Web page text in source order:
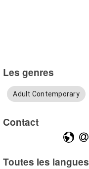
Les genres
Adult Contemporary
Contact
Toutes les langues